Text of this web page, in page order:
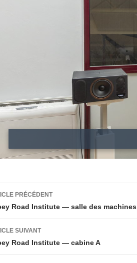
PRÉCÉDENT
Road Institute — salle des machines
SUIVANT
Road Institute — cabine A